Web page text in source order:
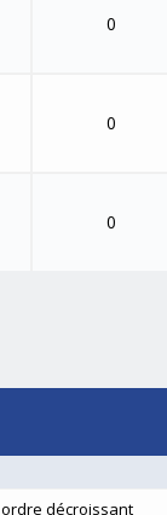
0
0
0
ordre décroissant